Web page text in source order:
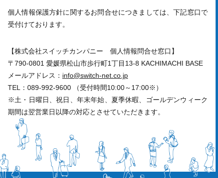
個人情報保護方針に関するお問合せにつきましては、下記窓口で
受付けております。
【株式会社スイッチカンパニー 個人情報問合せ窓口】
〒790-0801 愛媛県松山市歩行町1丁目13-8 KACHIMACHI BASE
メールアドレス： info@switch-net.co.jp
TEL：089-992-9600 （受付時間10:00～17:00※）
※土・日曜日、祝日、年末年始、夏季休暇、ゴールデンウィーク
期間は翌営業日以降の対応とさせていただきます。